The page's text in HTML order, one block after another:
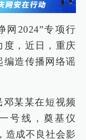
网2024”专项行
度，近日，重庆
编造传播网络谣
某某在短视频
号线，奠基仪
造成不良社会影